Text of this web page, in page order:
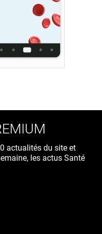
actualités du site et
les actus Santé